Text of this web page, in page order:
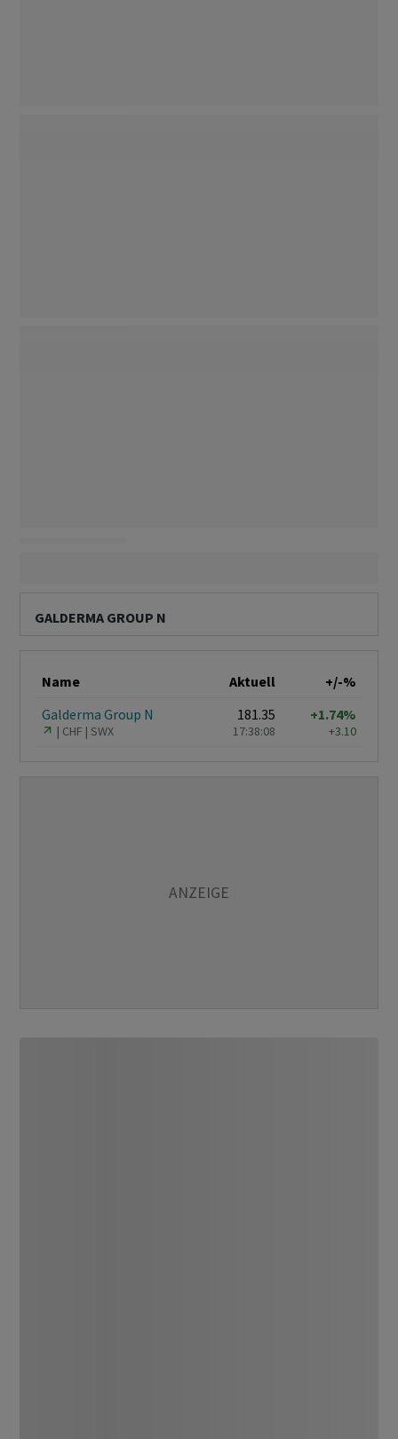
GALDERMA GROUP N
Name Aktuell
+/-%
Galderma Group N
CHF SWX
181.35
17:38:08
+1.74%
+3.10